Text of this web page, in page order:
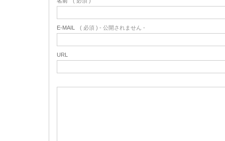
E-MAIL ( 必須 ) - 公開されません -
URL